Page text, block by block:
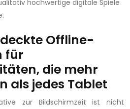
hochwertige digitale Spiele
Offline-
für
die mehr
als jedes Tablet
zur Bildschirmzeit ist nicht